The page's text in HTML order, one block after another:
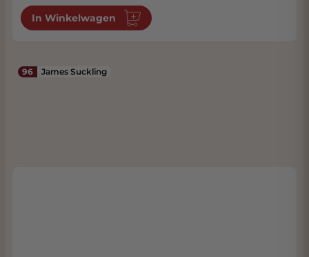
In Winkelwagen
96 James Suckling